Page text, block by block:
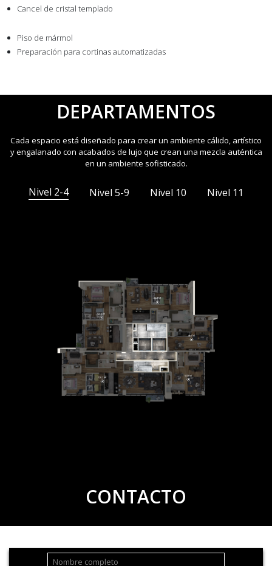
Cancel de cristal templado
Piso de mármol
Preparación para cortinas automatizadas
DEPARTAMENTOS
Cada espacio está diseñado para crear un ambiente cálido, artístico
y engalanado con acabados de lujo que crean una mezcla auténtica
en un ambiente sofisticado.
Nivel 2-4 Nivel 5-9 Nivel 10 Nivel 11
126.2 M
54.9 M
48.6 M
86.8 M
92.2 M
CONTACTO